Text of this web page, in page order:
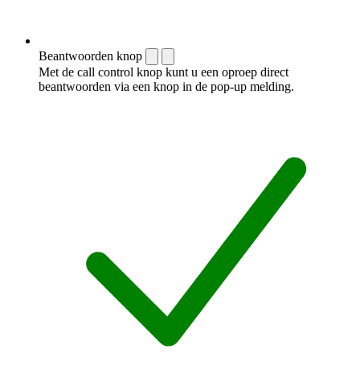
Beantwoorden knop
Met de call control knop kunt u een oproep direct
beantwoorden via een knop in de pop-up melding.